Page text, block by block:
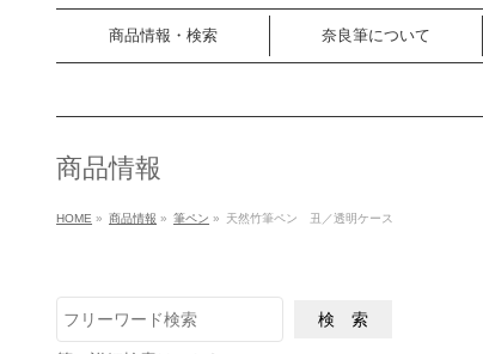
商品情報・検索 奈良筆について
商品情報
HOME » 商品情報 » 筆ペン » 天然竹筆ペン 丑／透明ケース